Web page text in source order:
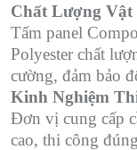
Chất Lượng Vật
Tấm panel
Polyester chất
cường, đảm bảo
Kinh Nghiệm
Đơn vị cung cấp
cao, thi công